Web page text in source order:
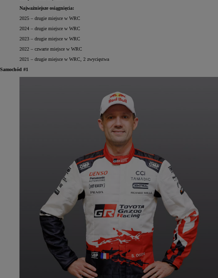
Najważniejsze osiągnięcia:
2025 – drugie miejsce w WRC
2024 – drugie miejsce w WRC
2023 – drugie miejsce w WRC
2022 – czwarte miejsce w WRC
2021 – drugie miejsce w WRC, 2 zwycięstwa
Samochód #1